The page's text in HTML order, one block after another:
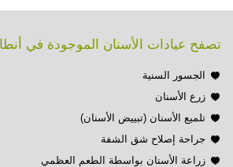
تصفح عيادات الأسنان الموجودة في
الجسور السنية
زرع الأسنان
تلميع الأسنان (تبييض الأسنان)
جراحة إصلاح شق الشفة
زراعة الأسنان بواسطة الطعم العظمي